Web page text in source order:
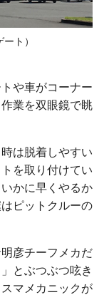
ト）
や車がコーナー
業を双眼鏡で眺
は脱着しやすい
を取り付けてい
かに早くやるか
ピットクルーの
彦チーフメカだ
とぶつぶつ呟き
マメカニックが